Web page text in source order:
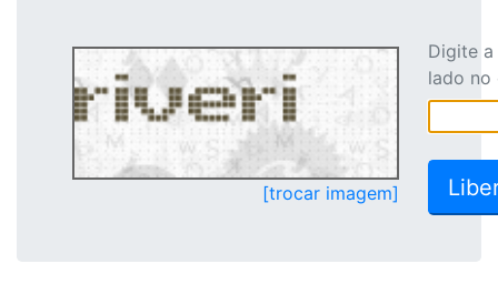
[trocar imagem]
Digite
lado no